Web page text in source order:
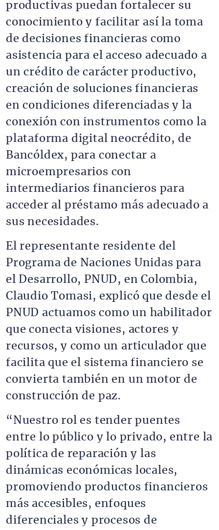
productivas puedan fortalecer su
conocimiento y facilitar así la toma
de decisiones financieras como
asistencia para el acceso adecuado a
un crédito de carácter productivo,
creación de soluciones financieras
en condiciones diferenciadas y la
conexión con instrumentos como la
plataforma digital neocrédito, de
Bancóldex, para conectar a
microempresarios con
intermediarios financieros para
acceder al préstamo más adecuado a
sus necesidades.
El representante residente del
Programa de Naciones Unidas para
el Desarrollo, PNUD, en Colombia,
Claudio Tomasi, explicó que desde el
PNUD actuamos como un habilitador
que conecta visiones, actores y
recursos, y como un articulador que
facilita que el sistema financiero se
convierta también en un motor de
construcción de paz.
“Nuestro rol es tender puentes
entre lo público y lo privado, entre la
política de reparación y las
dinámicas económicas locales,
promoviendo productos financieros
más accesibles, enfoques
diferenciales y procesos de